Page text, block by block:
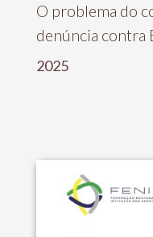
O problema do
denúncia contra
2025